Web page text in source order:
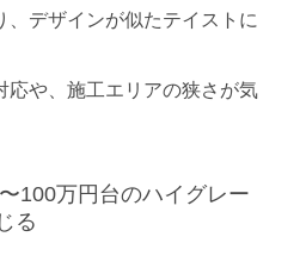
、デザインが似たテイストに
応や、施工エリアの狭さが気
100万円台のハイグレー
る